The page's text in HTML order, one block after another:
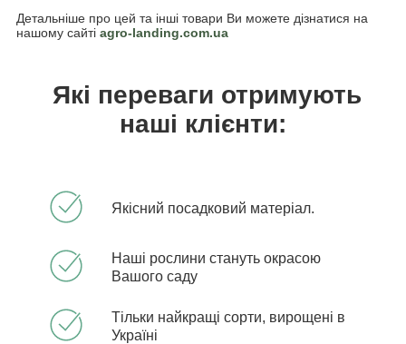
Детальніше про цей та інші товари Ви можете дізнатися на
нашому сайті agro-landing.com.ua
Які переваги отримують
наші клієнти:
Якісний посадковий матеріал.
Наші рослини стануть окрасою
Вашого саду
Тільки найкращі сорти, вирощені в
Україні